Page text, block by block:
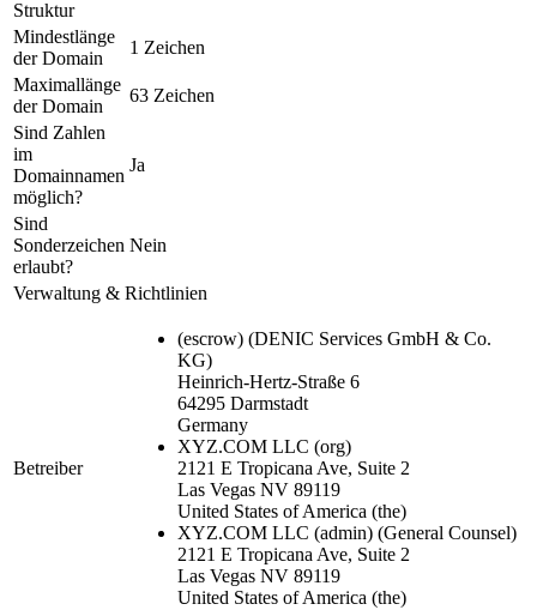
Struktur
Mindestlänge
der Domain
1 Zeichen
Maximallänge
der Domain
63 Zeichen
Sind Zahlen
im
Domainnamen
möglich?
Ja
Sind
Sonderzeichen
erlaubt?
Nein
Verwaltung & Richtlinien
Betreiber
(escrow) (DENIC Services GmbH & Co.
KG)
Heinrich-Hertz-Straße 6
64295 Darmstadt
Germany
XYZ.COM LLC (org)
2121 E Tropicana Ave, Suite 2
Las Vegas NV 89119
United States of America (the)
XYZ.COM LLC (admin) (General Counsel)
2121 E Tropicana Ave, Suite 2
Las Vegas NV 89119
United States of America (the)